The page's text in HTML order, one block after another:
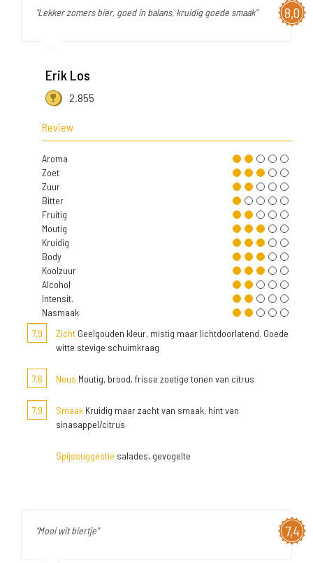
8,0
"Lekker zomers bier, goed in balans, kruidig goede smaak"
Erik Los
2.855
Review
Aroma
Zoet
Zuur
Bitter
Fruitig
Moutig
Kruidig
Body
Koolzuur
Alcohol
Intensit.
Nasmaak
7,9
Zicht Geelgouden kleur, mistig maar lichtdoorlatend. Goede
witte stevige schuimkraag
7,6 Neus Moutig, brood, frisse zoetige tonen van citrus
7,9 Smaak Kruidig maar zacht van smaak, hint van
sinasappel/citrus
Spijssuggestie salades, gevogelte
7,4
"Mooi wit biertje"